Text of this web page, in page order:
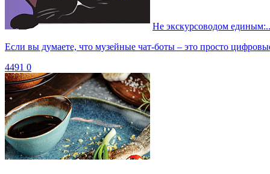
Не экскурсоводом
Если вы думаете, что музейные чат-боты – это просто
4491 0